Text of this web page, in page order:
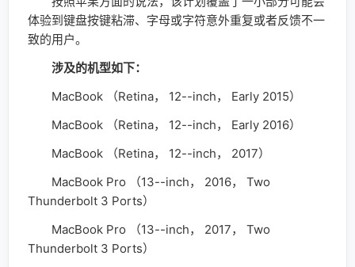
体验到键盘按键粘滞、字母或字符意外重复或者反馈不一
致的用户。
涉及的机型如下：
MacBook （Retina， 12--inch， Early 2015）
MacBook （Retina， 12--inch， Early 2016）
MacBook （Retina， 12--inch， 2017）
MacBook Pro （13--inch， 2016， Two
Thunderbolt 3 Ports）
MacBook Pro （13--inch， 2017， Two
Thunderbolt 3 Ports）